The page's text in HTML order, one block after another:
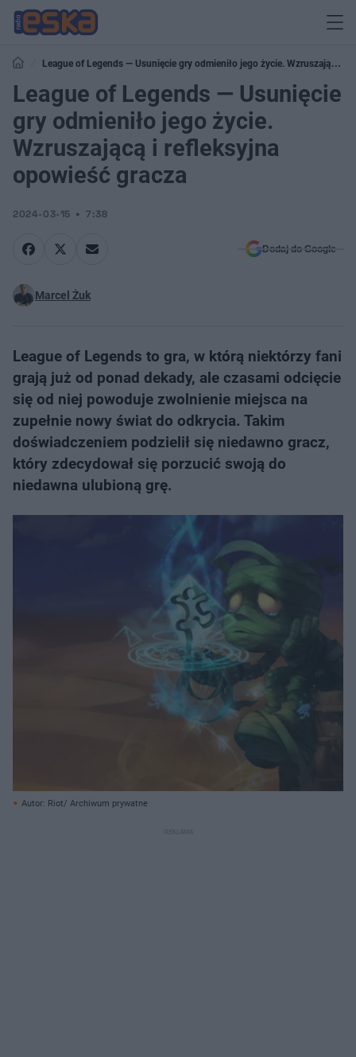
League of Legends — Usunięcie gry odmieniło jego życie. Wzruszającą i
refleksyjna opowieść gracza
League of Legends — Usunięcie
gry odmieniło jego życie.
Wzruszającą i refleksyjna
opowieść gracza
2024-03-15 7:38
Dodaj do Google
Marcel Żuk
League of Legends to gra, w którą niektórzy fani
grają już od ponad dekady, ale czasami odcięcie
się od niej powoduje zwolnienie miejsca na
zupełnie nowy świat do odkrycia. Takim
doświadczeniem podzielił się niedawno gracz,
który zdecydował się porzucić swoją do
niedawna ulubioną grę.
Autor: Riot/ Archiwum prywatne